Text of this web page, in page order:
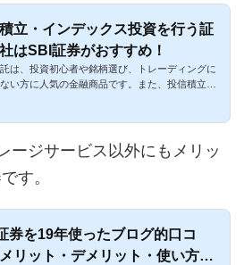
立・インデックス投資を行う証
はSBI証券がおすすめ！
は、投資初心者や銘柄選び、トレーディングに
い方に人気の金融商品です。また、投信積立
ージサービス以外にもメリッ
す。
券を19年使ったブログ的口コ
リット・デメリット・使い方を